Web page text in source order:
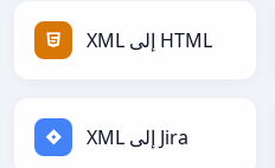
XML إلى HTML
XML إلى Jira